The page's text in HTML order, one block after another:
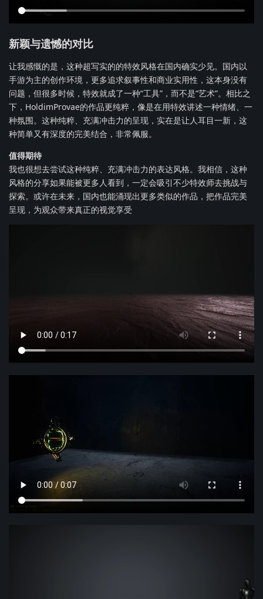
新颖与遗憾的对比
让我感慨的是，这种超写实的的特效风格在国内确实少见。国内以
手游为主的创作环境，更多追求叙事性和商业实用性，这本身没有
问题，但很多时候，特效就成了一种“工具”，而不是“艺术”。相比之
下，HoldimProvae的作品更纯粹，像是在用特效讲述一种情绪、一
种氛围。这种纯粹、充满冲击力的呈现，实在是让人耳目一新，这
种简单又有深度的完美结合，非常佩服。
值得期待
我也很想去尝试这种纯粹、充满冲击力的表达风格。我相信，这种
风格的分享如果能被更多人看到，一定会吸引不少特效师去挑战与
探索。或许在未来，国内也能涌现出更多类似的作品，把作品完美
呈现，为观众带来真正的视觉享受